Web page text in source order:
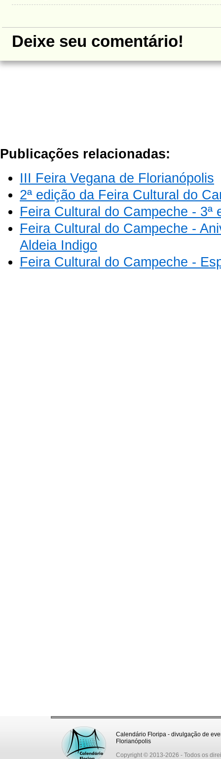
Deixe seu comentário!
Publicações relacionadas:
III Feira Vegana de Florianópolis
2ª edição da Feira Cultural do
Feira Cultural do Campeche - 3ª
Feira Cultural do Campeche -
Aldeia Indigo
Feira Cultural do Campeche -
Calendário Floripa - divulgação de
Florianópolis
Copyright © 2013-2026 - Todos os